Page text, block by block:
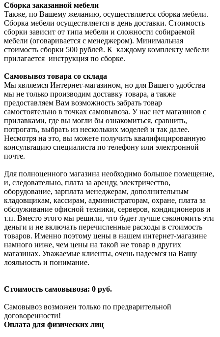
Сборка заказанной мебели
Также, по Вашему желанию, осуществляется сборка мебели.
Сборка мебели осуществляется в день доставки. Стоимость
сборки зависит от типа мебели и сложности собираемой
мебели (оговаривается с менеджером). Минимальная
стоимость сборки 500 рублей. К каждому комплекту мебели
прилагается инструкция по сборке.
Самовывоз товара со склада
Мы являемся Интернет-магазином, но для Вашего удобства
мы не только производим доставку товара, а также
предоставляем Вам возможность забрать товар
самостоятельно в точках самовывоза. У нас нет магазинов с
прилавками, где вы могли бы ознакомиться, сравнить,
потрогать, выбрать из нескольких моделей и так далее.
Несмотря на это, вы можете получить квалифицированную
консультацию специалиста по телефону или электронной
почте.
Для полноценного магазина необходимо большое помещение,
и, следовательно, плата за аренду, электричество,
оборудование, зарплата менеджерам, дополнительным
кладовщикам, кассирам, администраторам, охране, плата за
обслуживание офисной техники, серверов, кондиционеров и
т.п. Вместо этого мы решили, что будет лучше сэкономить эти
деньги и не включать перечисленные расходы в стоимость
товаров. Именно поэтому цены в нашем интернет-магазине
намного ниже, чем цены на такой же товар в других
магазинах. Уважаемые клиенты, очень надеемся на Вашу
лояльность и понимание.
Стоимость самовывоза: 0 руб.
Самовывоз возможен только по предварительной
договоренности!
Оплата для физических лиц